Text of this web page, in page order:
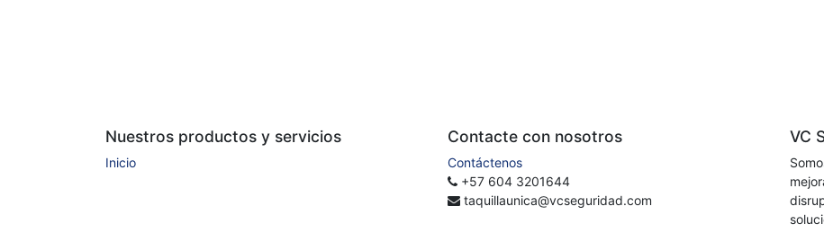
Nuestros productos y servicios
Inicio
Contacte con nosotros
Contáctenos
+57 604 3201644
taquillaunica@vcseguridad.com
VC